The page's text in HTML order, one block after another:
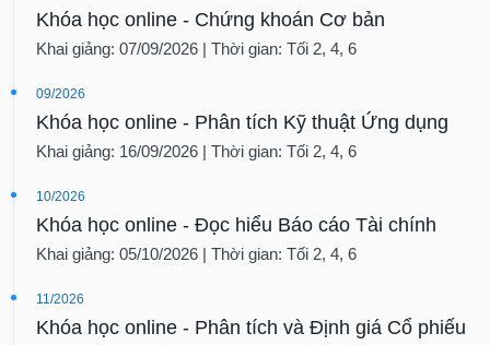
Khóa học online - Chứng khoán Cơ bản
Khai giảng: 07/09/2026 | Thời gian: Tối 2, 4, 6
09/2026
Khóa học online - Phân tích Kỹ thuật Ứng dụng
Khai giảng: 16/09/2026 | Thời gian: Tối 2, 4, 6
10/2026
Khóa học online - Đọc hiểu Báo cáo Tài chính
Khai giảng: 05/10/2026 | Thời gian: Tối 2, 4, 6
11/2026
Khóa học online - Phân tích và Định giá Cổ phiếu